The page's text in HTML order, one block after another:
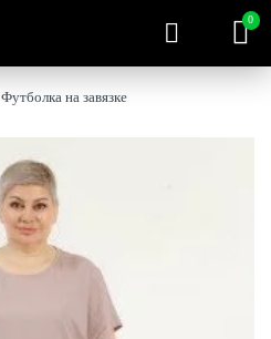
0
Футболка на завязке